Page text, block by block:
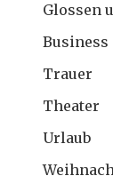
Glossen
Business
Trauer
Theater
Urlaub